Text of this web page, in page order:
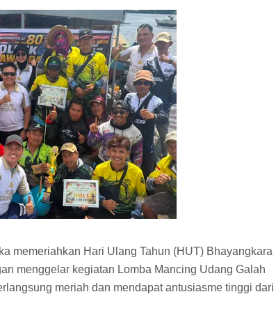
memeriahkan Hari Ulang Tahun (HUT) Bhayangkara
menggelar kegiatan Lomba Mancing Udang Galah
meriah dan mendapat antusiasme tinggi dari